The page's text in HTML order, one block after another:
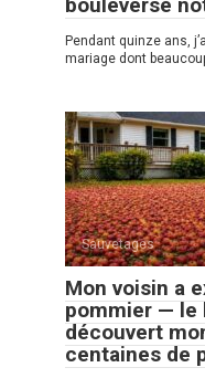
bouleversé
Pendant quinze ans,
mariage dont
Sauvetages
Mon voisin a
pommier — le
découvert
centaines de